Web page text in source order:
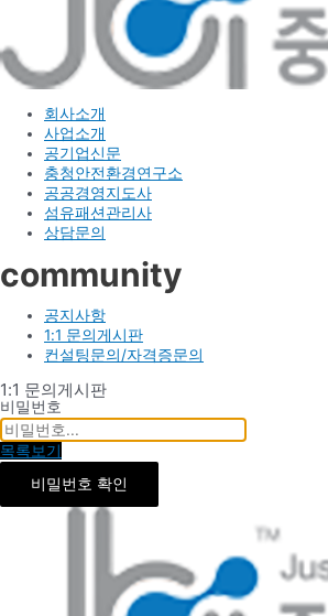
회사소개
사업소개
공기업신문
충청안전환경연구소
공공경영지도사
섬유패션관리사
상담문의
community
공지사항
1:1 문의게시판
컨설팅문의/자격증문의
1:1 문의게시판
비밀번호
목록보기
비밀번호 확인